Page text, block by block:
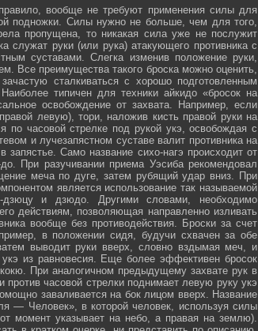
вообще не требуют применения силы для
подножки. Силы нужно не больше, чем для того,
пропущена, то никакая сила уже не послужит
руки (или рука) атакующего противника с
суставами. Слегка изменив положение руки,
Все преимущества такого броска можно оценить,
сталкиваться с хорошо подготовленным
типичен для техники айкидо «бросок на
освобождение от захвата. Например, если
левую), тори, наложив кисть правой руки на
по часовой стрелке под рукой укэ, освобождая с
и лучезапястном суставе валит противника на
Само название сихо-нагэ происходит от
При разучивании приема Уэсиба рекомендовал
меча по дуге, затем рубящий удар вниз. При
является использование так называемой
и дзюдо. Другими словами, необходимо
действиям, позволяющая направленно изливать
вообще без противодействия. Броски за счет
в положении сидя, будучи схвачен за обе
выводит руки вверх, словно вздымая меч, и
из равновесия. Еще более эффективен бросок
При аналогичном предыдущему захвате рук в
часовой стрелки поднимает левую руку укэ
заваливается на бок лицом вверх. Название
— Человек», в которой человек, используя силы
момент указывает на небо, а правая на землю).